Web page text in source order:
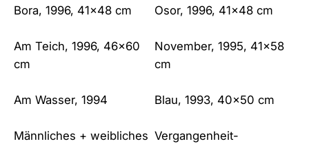
Bora, 1996, 41×48 cm Osor, 1996, 41×48 cm
Am Teich, 1996, 46×60
cm
November, 1995, 41×58
cm
Am Wasser, 1994 Blau, 1993, 40×50 cm
Männliches + weibliches Vergangenheit-